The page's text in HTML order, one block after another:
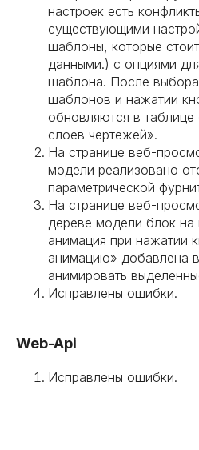
настроек есть
существующими
шаблоны, которые
данными.) с опциями
шаблона. После
шаблонов и нажатии
обновляются в
слоев чертежей».
На странице веб-
модели реализовано
параметрической
На странице веб-
дереве модели блок на
анимация при нажатии
анимацию» добавлена
анимировать
Исправлены ошибки.
Web-Api
Исправлены ошибки.